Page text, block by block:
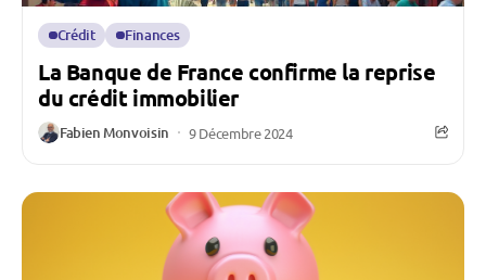
Crédit Finances
La Banque de France confirme la reprise
du crédit immobilier
Fabien Monvoisin 9 Décembre 2024